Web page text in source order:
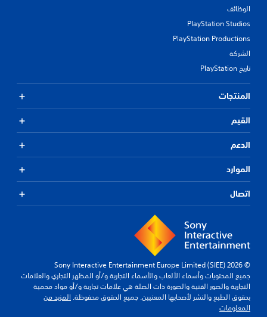
الوظائف
PlayStation Studios
PlayStation Productions
الشركة
تاريخ PlayStation
المنتجات
القيم
الدعم
الموارد
اتصال
© 2026 Sony Interactive Entertainment Europe Limited (SIEE)
جميع المحتويات وأسماء الألعاب والأسماء التجارية و/أو المظهر التجاري والعلامات
التجارية والصور الفنية والصورة ذات الصلة هي علامات تجارية و/أو مواد محمية
بحقوق الطبع والنشر لأصحابها المعنيين. جميع الحقوق محفوظة. المزيد من
المعلومات